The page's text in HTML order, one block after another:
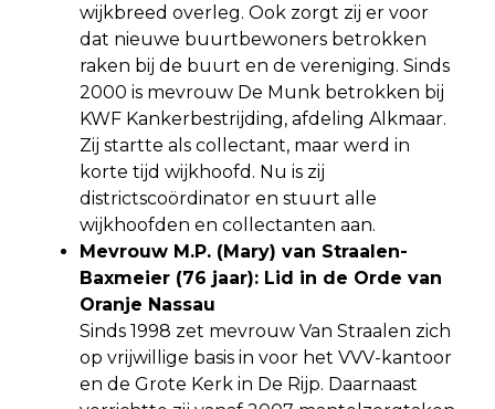
wijkbreed overleg. Ook zorgt zij er voor
dat nieuwe buurtbewoners betrokken
raken bij de buurt en de vereniging. Sinds
2000 is mevrouw De Munk betrokken bij
KWF Kankerbestrijding, afdeling Alkmaar.
Zij startte als collectant, maar werd in
korte tijd wijkhoofd. Nu is zij
districtscoördinator en stuurt alle
wijkhoofden en collectanten aan.
Mevrouw M.P. (Mary) van Straalen-
Baxmeier (76 jaar): Lid in de Orde van
Oranje Nassau
Sinds 1998 zet mevrouw Van Straalen zich
op vrijwillige basis in voor het VVV-kantoor
en de Grote Kerk in De Rijp. Daarnaast